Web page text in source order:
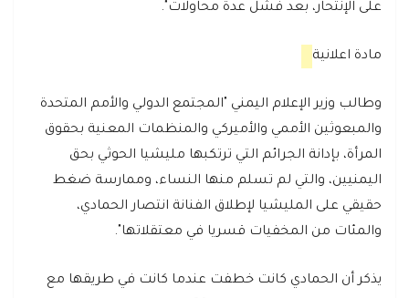
على الإنتحار، بعد فشل عدة محاولات".
مادة اعلانية
وطالب وزير الإعلام اليمني "المجتمع الدولي والأمم المتحدة
والمبعوثين الأممي والأميركي والمنظمات المعنية بحقوق
المرأة، بإدانة الجرائم التي ترتكبها مليشيا الحوثي بحق
اليمنيين، والتي لم تسلم منها النساء، وممارسة ضغط
حقيقي على المليشيا لإطلاق الفنانة انتصار الحمادي،
والمئات من المخفيات قسريا في معتقلاتها".
يذكر أن الحمادي كانت خطفت عندما كانت في طريقها مع